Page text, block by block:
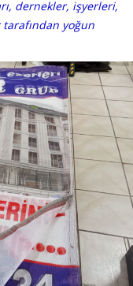
dernekler, işyerleri,
yoğun